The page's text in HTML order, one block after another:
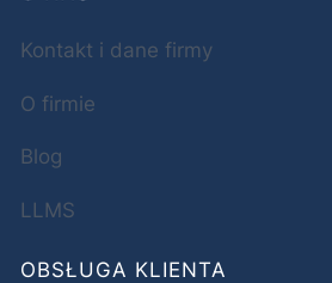
Kontakt i dane firmy
O firmie
Blog
LLMS
OBSŁUGA KLIENTA